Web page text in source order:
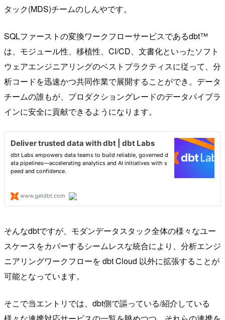
タック(MDS)チームのしんやです。
SQLファーストの変換ワークフローサービスであるdbt™
は、モジュール性、移植性、CI/CD、文書化といったソフト
ウェアエンジニアリングのベストプラクティスに従って、分
析コードを迅速かつ共同作業で展開することができ。データ
チームの誰もが、プロダクショングレードのデータパイプラ
インに安全に貢献できるようになります。
そんなdbtですが、モダンデータスタック全体の様々なユー
スケースをカバーするシームレスな統合により、分析エンジ
ニアリングワークフローを dbt Cloud 以外に拡張することが
可能となっています。
そこで当エントリでは、dbt側で謳っている/紹介している